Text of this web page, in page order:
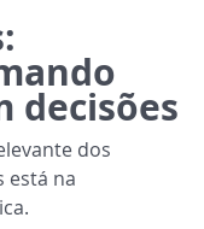
decisões
dos
está na